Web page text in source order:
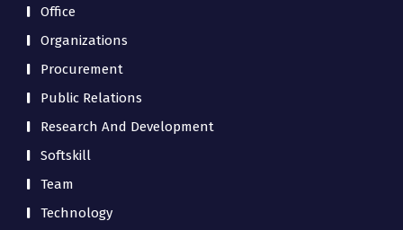
Office
Organizations
Procurement
Public Relations
Research And Development
Softskill
Team
Technology